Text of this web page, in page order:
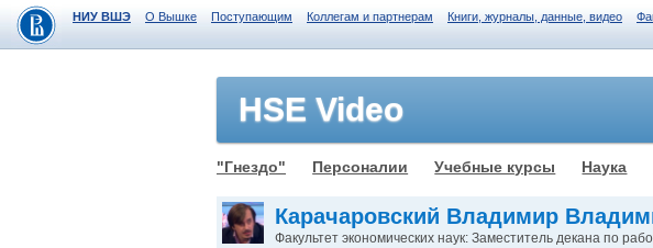
НИУ ВШЭ О Вышке Поступающим Коллегам и партнерам Книги, журналы, данные, видео
HSE Video
"Гнездо" Персоналии Учебные курсы Наука
Карачаровский Владимир
Факультет экономических наук: Заместитель декана по